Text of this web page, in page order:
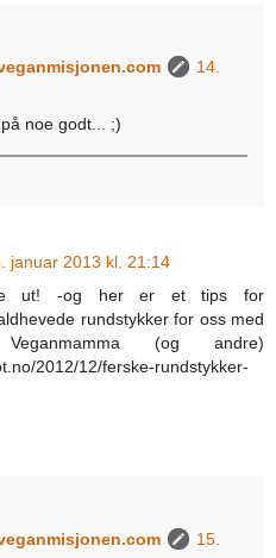
14.
noe godt... ;)
januar 2013 kl. 21:14
ut! -og her er et tips for
rundstykker for oss med
(og andre)
2012/12/ferske-rundstykker-
15.